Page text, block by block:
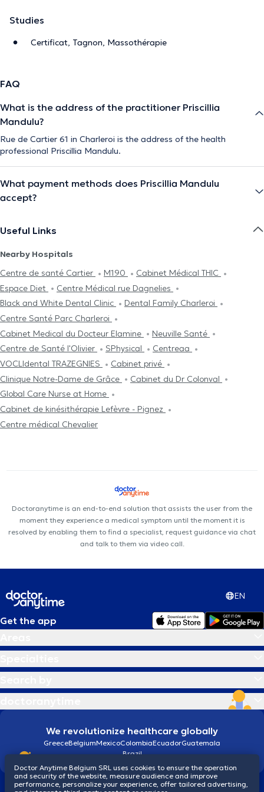
The description was edited by the doctoranytime team, based on verified
information.
Studies
Certificat, Tagnon, Massothérapie
FAQ
What is the address of the practitioner Priscillia
Mandulu?
Rue de Cartier 61 in Charleroi is the address of the health
professional Priscillia Mandulu.
What payment methods does Priscillia Mandulu
accept?
Useful Links
Nearby Hospitals
Centre de santé Cartier
M190
Cabinet Médical THIC
Espace Diet
Centre Médical rue Dagnelies
Black and White Dental Clinic
Dental Family Charleroi
Centre Santé Parc Charleroi
Cabinet Medical du Docteur Elamine
Neuville Santé
Centre de Santé l'Olivier
SPhysical
Centreaa
VOCLIdental TRAZEGNIES
Cabinet privé
Clinique Notre-Dame de Grâce
Cabinet du Dr Colonval
Global Care Nurse at Home
Cabinet de kinésithérapie Lefèvre - Pignez
Centre médical Chevalier
Doctoranytime is an end-to-end solution that assists the user from the
moment they experience a medical symptom until the moment it is
resolved by enabling them to find a specialist, request guidance via chat
and talk to them via video call.
EN
Get the app
We revolutionize healthcare globally
GreeceBelgiumMexicoColombiaEcuadorGuatemala
Brazil
Doctor Anytime Belgium SRL uses cookies to ensure the operation
and security of the website, measure audience and improve
performance, personalize your experience, offer tailored advertising,